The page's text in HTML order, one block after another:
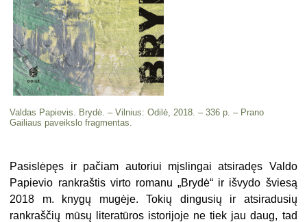
Valdas Papievis. Brydė. – Vilnius: Odilė, 2018. – 336 p. – Prano
Gailiaus paveikslo fragmentas.
Pasislėpęs ir pačiam autoriui mįslingai atsiradęs Valdo
Papievio rankraštis virto romanu „Brydė“ ir išvydo šviesą
2018 m. knygų mugėje. Tokių dingusių ir atsiradusių
rankraščių mūsų literatūros istorijoje ne tiek jau daug, tad